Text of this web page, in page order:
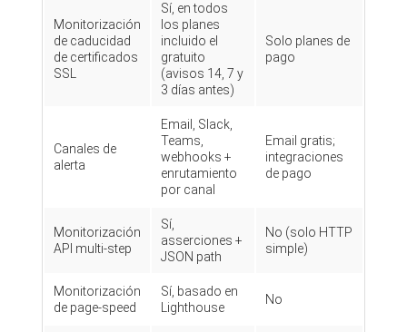
Monitorización
de caducidad
de certificados
SSL
Sí, en todos
los planes
incluido el
gratuito
(avisos 14, 7 y
3 días antes)
Solo planes de
pago
Canales de
alerta
Email, Slack,
Teams,
webhooks +
enrutamiento
por canal
Email gratis;
integraciones
de pago
Monitorización
API multi-step
Sí,
asserciones +
JSON path
No (solo HTTP
simple)
Monitorización
de page-speed
Sí, basado en
Lighthouse
No